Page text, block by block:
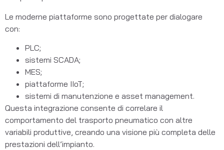
Le moderne piattaforme sono progettate per dialogare
con:
PLC;
sistemi SCADA;
MES;
piattaforme IIoT;
sistemi di manutenzione e asset management.
Questa integrazione consente di correlare il
comportamento del trasporto pneumatico con altre
variabili produttive, creando una visione più completa delle
prestazioni dell’impianto.